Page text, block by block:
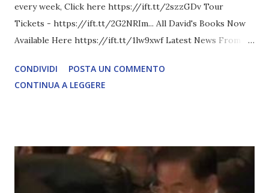
every week, Click here https://ift.tt/2szzGDv Tour
Tickets - https://ift.tt/2G2NRIm... All David's Books Now
Available Here https://ift.tt/1lw9xwf Latest News From
COMPLETO - fonte
CONDIVIDI
POSTA UN COMMENTO
CONTINUA A LEGGERE